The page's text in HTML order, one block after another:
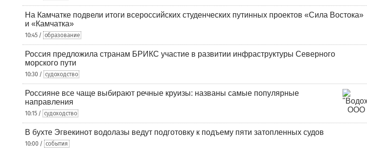
На Камчатке подвели итоги всероссийских студенческих путинных проектов «Сила Востока»
и «Камчатка»
10:45 / образование
Россия предложила странам БРИКС участие в развитии инфраструктуры Северного
морского пути
10:30 / судоходство
Россияне все чаще выбирают речные круизы: названы самые популярные
направления
10:15 / судоходство
В бухте Эгвекинот водолазы ведут подготовку к подъему пяти затопленных судов
10:00 / события